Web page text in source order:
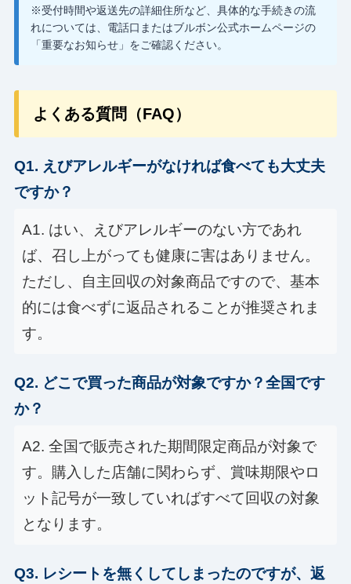
※受付時間や返送先の詳細住所など、具体的な手続きの流
れについては、電話口またはブルボン公式ホームページの
「重要なお知らせ」をご確認ください。
よくある質問（FAQ）
Q1. えびアレルギーがなければ食べても大丈夫
ですか？
A1. はい、えびアレルギーのない方であれ
ば、召し上がっても健康に害はありません。
ただし、自主回収の対象商品ですので、基本
的には食べずに返品されることが推奨されま
す。
Q2. どこで買った商品が対象ですか？全国です
か？
A2. 全国で販売された期間限定商品が対象で
す。購入した店舗に関わらず、賞味期限やロ
ット記号が一致していればすべて回収の対象
となります。
Q3. レシートを無くしてしまったのですが、返